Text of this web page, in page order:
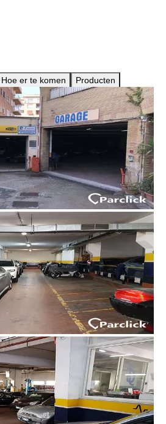
Hoe er te komen Producten